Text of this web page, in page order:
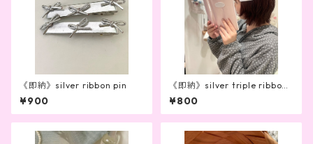
《即納》silver ribbon pin
¥900
《即納》silver triple ribbon
pin
¥800